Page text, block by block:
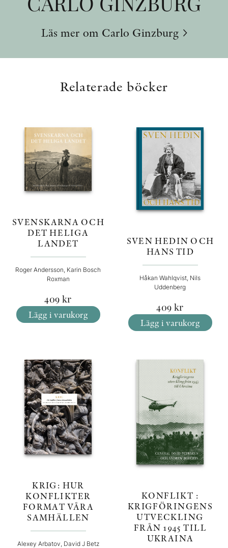
Läs mer om Carlo Ginzburg
Relaterade böcker
SVENSKARNA OCH
DET HELIGA
LANDET
Roger Andersson, Karin Bosch
Roxman
409 kr
Lägg i varukorg
SVEN HEDIN OCH
HANS TID
Håkan Wahlqvist, Nils
Uddenberg
409 kr
Lägg i varukorg
KRIG: HUR
KONFLIKTER
FORMAT VÅRA
SAMHÄLLEN
Alexey Arbatov, David J Betz
KONFLIKT :
KRIGFÖRINGENS
UTVECKLING
FRÅN 1945 TILL
UKRAINA